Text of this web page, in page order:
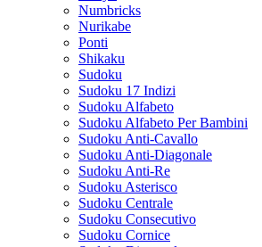
Numbricks
Nurikabe
Ponti
Shikaku
Sudoku
Sudoku 17 Indizi
Sudoku Alfabeto
Sudoku Alfabeto Per Bambini
Sudoku Anti-Cavallo
Sudoku Anti-Diagonale
Sudoku Anti-Re
Sudoku Asterisco
Sudoku Centrale
Sudoku Consecutivo
Sudoku Cornice